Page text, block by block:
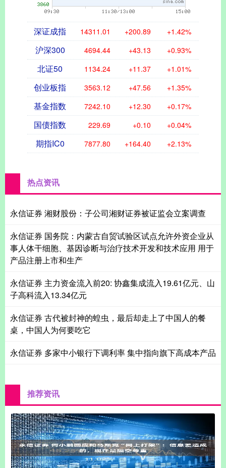
深证成指 14311.01 +200.89 +1.42%
沪深300 4694.44 +43.13 +0.93%
北证50 1134.24 +11.37 +1.01%
创业板指 3563.12 +47.56 +1.35%
基金指数 7242.10 +12.30 +0.17%
国债指数 229.69 +0.10 +0.04%
期指IC0 7877.80 +164.40 +2.13%
热点资讯
永信证券 湘财股份：子公司湘财证券被证监会立案调查
永信证券 国务院：内蒙古自贸试验区试点允许外资企业从
事人体干细胞、基因诊断与治疗技术开发和技术应用 用于
产品注册上市和生产
永信证券 主力资金流入前20: 协鑫集成流入19.61亿元、山
子高科流入13.34亿元
永信证券 古代被封神的蝗虫，最后却走上了中国人的餐
桌，中国人为何要吃它
永信证券 多家中小银行下调利率 集中指向旗下高成本产品
推荐资讯